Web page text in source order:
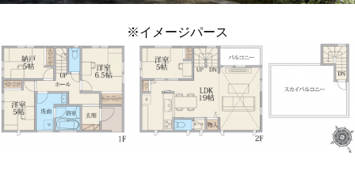
※イメージパース